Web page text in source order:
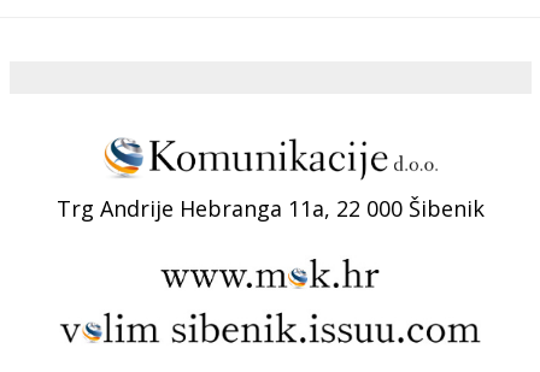
Trg Andrije Hebranga 11a, 22 000 Šibenik